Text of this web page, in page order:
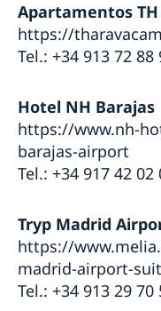
Apartamentos
https://
Tel.: +34 913 72 88
Hotel NH Barajas
https://www.nh-
barajas-airport
Tel.: +34 917 42 02
Tryp Madrid
https://
madrid-airport-
Tel.: +34 913 29 70